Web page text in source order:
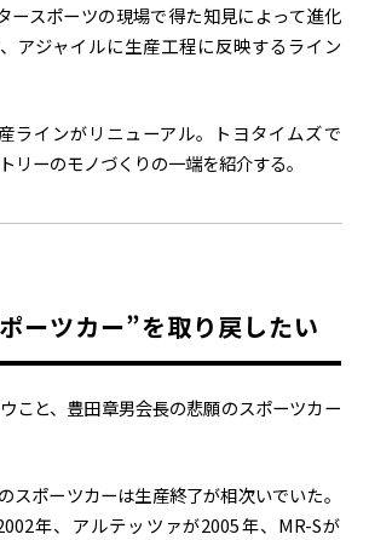
水素エンジン BEV 燃料電池車（FCEV）
トヨタグローバル トヨタグループ
ースポーツの現場で得た知見によって進化
アジャイルに生産工程に反映するライン
ラインがリニューアル。トヨタイムズで
リーのモノづくりの一端を紹介する。
ーツカー”を取り戻したい
こと、豊田章男会長の悲願のスポーツカー
スポーツカーは生産終了が相次いでいた。
年、アルテッツァが2005年、MR-Sが